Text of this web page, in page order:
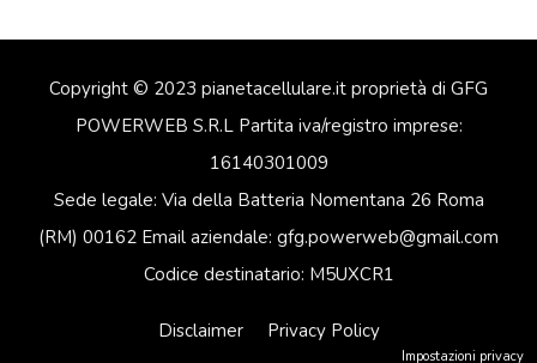
Copyright © 2023 pianetacellulare.it proprietà di GFG
POWERWEB S.R.L Partita iva/registro imprese:
16140301009
Sede legale: Via della Batteria Nomentana 26 Roma
(RM) 00162 Email aziendale: gfg.powerweb@gmail.com
Codice destinatario: M5UXCR1
Disclaimer Privacy Policy
Impostazioni privacy